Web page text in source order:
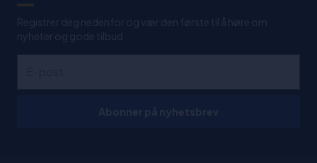
Registrer deg nedenfor og vær den første til å høre om
nyheter og gode tilbud